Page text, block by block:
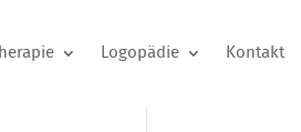
Logopädie Kontakt